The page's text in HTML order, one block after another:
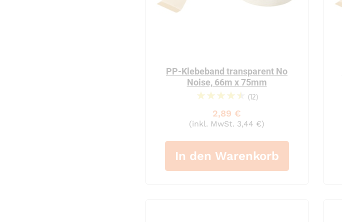
PP-Klebeband transparent No
Noise, 66m x 75mm
94%
(12)
2,89 €
(inkl. MwSt. 3,44 €)
In den Warenkorb